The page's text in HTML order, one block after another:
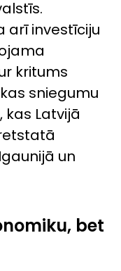
arī investīciju
kritums
sniegumu
Latvijā
un
bet